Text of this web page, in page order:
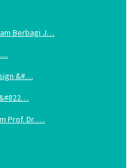
Berbagi J…
&#…
Prof. Dr. …